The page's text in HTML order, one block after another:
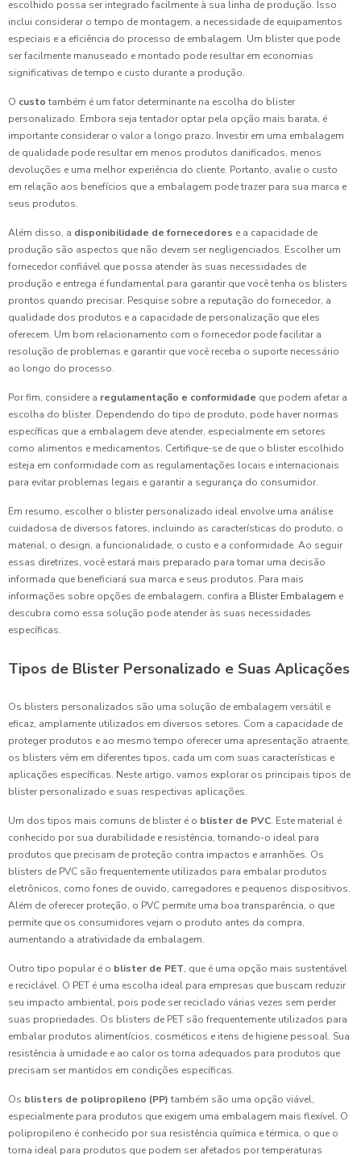
escolhido possa ser integrado facilmente à sua linha de produção. Isso
inclui considerar o tempo de montagem, a necessidade de equipamentos
especiais e a eficiência do processo de embalagem. Um blister que pode
ser facilmente manuseado e montado pode resultar em economias
significativas de tempo e custo durante a produção.
O custo também é um fator determinante na escolha do blister
personalizado. Embora seja tentador optar pela opção mais barata, é
importante considerar o valor a longo prazo. Investir em uma embalagem
de qualidade pode resultar em menos produtos danificados, menos
devoluções e uma melhor experiência do cliente. Portanto, avalie o custo
em relação aos benefícios que a embalagem pode trazer para sua marca e
seus produtos.
Além disso, a disponibilidade de fornecedores e a capacidade de
produção são aspectos que não devem ser negligenciados. Escolher um
fornecedor confiável que possa atender às suas necessidades de
produção e entrega é fundamental para garantir que você tenha os blisters
prontos quando precisar. Pesquise sobre a reputação do fornecedor, a
qualidade dos produtos e a capacidade de personalização que eles
oferecem. Um bom relacionamento com o fornecedor pode facilitar a
resolução de problemas e garantir que você receba o suporte necessário
ao longo do processo.
Por fim, considere a regulamentação e conformidade que podem afetar a
escolha do blister. Dependendo do tipo de produto, pode haver normas
específicas que a embalagem deve atender, especialmente em setores
como alimentos e medicamentos. Certifique-se de que o blister escolhido
esteja em conformidade com as regulamentações locais e internacionais
para evitar problemas legais e garantir a segurança do consumidor.
Em resumo, escolher o blister personalizado ideal envolve uma análise
cuidadosa de diversos fatores, incluindo as características do produto, o
material, o design, a funcionalidade, o custo e a conformidade. Ao seguir
essas diretrizes, você estará mais preparado para tomar uma decisão
informada que beneficiará sua marca e seus produtos. Para mais
informações sobre opções de embalagem, confira a Blister Embalagem e
descubra como essa solução pode atender às suas necessidades
específicas.
Tipos de Blister Personalizado e Suas Aplicações
Os blisters personalizados são uma solução de embalagem versátil e
eficaz, amplamente utilizados em diversos setores. Com a capacidade de
proteger produtos e ao mesmo tempo oferecer uma apresentação atraente,
os blisters vêm em diferentes tipos, cada um com suas características e
aplicações específicas. Neste artigo, vamos explorar os principais tipos de
blister personalizado e suas respectivas aplicações.
Um dos tipos mais comuns de blister é o blister de PVC. Este material é
conhecido por sua durabilidade e resistência, tornando-o ideal para
produtos que precisam de proteção contra impactos e arranhões. Os
blisters de PVC são frequentemente utilizados para embalar produtos
eletrônicos, como fones de ouvido, carregadores e pequenos dispositivos.
Além de oferecer proteção, o PVC permite uma boa transparência, o que
permite que os consumidores vejam o produto antes da compra,
aumentando a atratividade da embalagem.
Outro tipo popular é o blister de PET, que é uma opção mais sustentável
e reciclável. O PET é uma escolha ideal para empresas que buscam reduzir
seu impacto ambiental, pois pode ser reciclado várias vezes sem perder
suas propriedades. Os blisters de PET são frequentemente utilizados para
embalar produtos alimentícios, cosméticos e itens de higiene pessoal. Sua
resistência à umidade e ao calor os torna adequados para produtos que
precisam ser mantidos em condições específicas.
Os blisters de polipropileno (PP) também são uma opção viável,
especialmente para produtos que exigem uma embalagem mais flexível. O
polipropileno é conhecido por sua resistência química e térmica, o que o
torna ideal para produtos que podem ser afetados por temperaturas